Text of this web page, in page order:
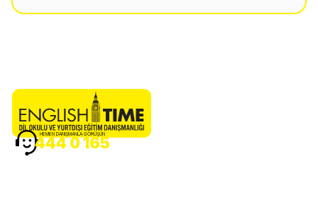
HEMEN DANIŞMANLA GÖRÜŞÜN
444 0 165